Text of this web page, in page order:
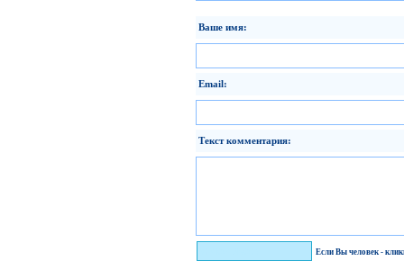
Ваше имя:
Email:
Текст комментария:
Если Вы человек -